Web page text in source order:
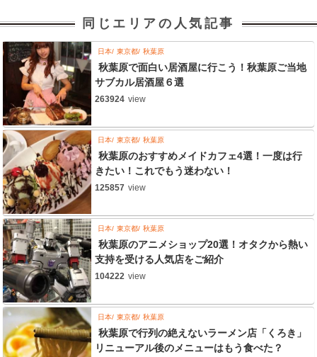
同じエリアの人気記事
日本 東京都 秋葉原
秋葉原で面白い居酒屋に行こう！秋葉原ご当地
サブカル居酒屋６選
263924 view
日本 東京都 秋葉原
秋葉原のおすすめメイドカフェ4選！一度は行
きたい！これでもう迷わない！
125857 view
日本 東京都 秋葉原
秋葉原のアニメショップ20選！オタクから熱い
支持を受ける人気店をご紹介
104222 view
日本 東京都 秋葉原
秋葉原で行列の絶えないラーメン店「くろき」
リニューアル後のメニューはもう食べた？